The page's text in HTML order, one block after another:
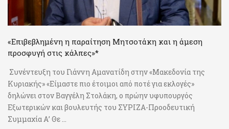
«Επιβεβλημένη η παραίτηση Μητσοτάκη και η άμεση
προσφυγή στις κάλπες»*
Συνέντευξη του Γιάννη Αμανατίδη στην «Μακεδονία της
Κυριακής» «Είμαστε πιο έτοιμοι από ποτέ για εκλογές»
δηλώνει στον Βαγγέλη Στολάκη, ο πρώην υφυπουργός
Εξωτερικών και βουλευτής του ΣΥΡΙΖΑ-Προοδευτική
Συμμαχία Α’ Θε ...